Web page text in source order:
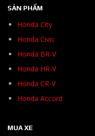
SẢN PHẨM
Honda City
Honda Civic
Honda BR-V
Honda HR-V
Honda CR-V
Honda Accord
MUA XE